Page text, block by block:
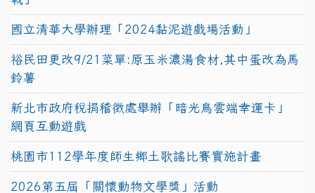
國立清華大學辦理「2024黏泥遊戲場活動」
裕民田更改9/21菜單:原玉米濃湯食材,其中蛋改為馬
鈴薯
新北市政府稅捐稽徵處舉辦「暗光鳥雲端幸運卡」
網頁互動遊戲
桃園市112學年度師生鄉土歌謠比賽實施計畫
2026第五屆「關懷動物文學獎」活動